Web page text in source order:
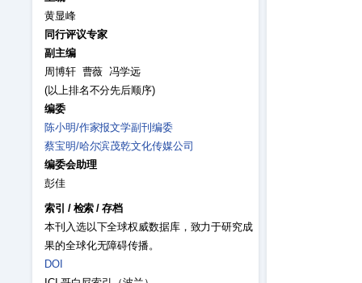
黄显峰
同行评议专家
副主编
周博轩 曹薇 冯学远
(以上排名不分先后顺序)
编委
陈小明/作家报文学副刊编委
蔡宝明/哈尔滨茂乾文化传媒公司
编委会助理
彭佳
索引 / 检索 /存档
本刊入选以下全球权威数据库，致力于研究成
果的全球化无障碍传播。
DOI